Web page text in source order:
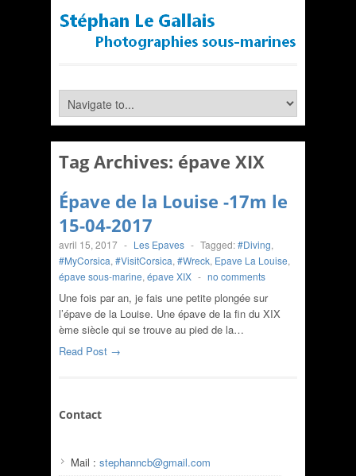
Tag Archives: épave XIX
Épave de la Louise -17m le
15-04-2017
avril 15, 2017 - Les Epaves - Tagged:#Diving,
#MyCorsica, #VisitCorsica, #Wreck, Epave La Louise,
épave sous-marine, épave XIX - no comments
Une fois par an, je fais une petite plongée sur
l’épave de la Louise. Une épave de la fin du XIX
ème siècle qui se trouve au pied de la…
Read Post →
Contact
Mail : stephanncb@gmail.com